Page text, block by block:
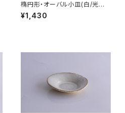
楕円形・オーバル小皿(白/光沢/
白御影土)
¥1,430